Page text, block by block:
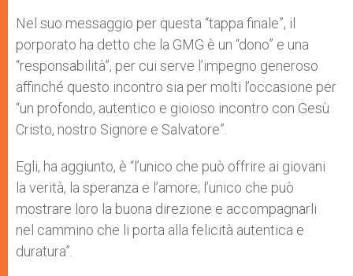
Nel suo messaggio per questa “tappa finale”, il
porporato ha detto che la GMG è un “dono” e una
“responsabilità”, per cui serve l’impegno generoso
affinché questo incontro sia per molti l’occasione per
“un profondo, autentico e gioioso incontro con Gesù
Cristo, nostro Signore e Salvatore”.
Egli, ha aggiunto, è “l’unico che può offrire ai giovani
la verità, la speranza e l’amore; l’unico che può
mostrare loro la buona direzione e accompagnarli
nel cammino che li porta alla felicità autentica e
duratura”.